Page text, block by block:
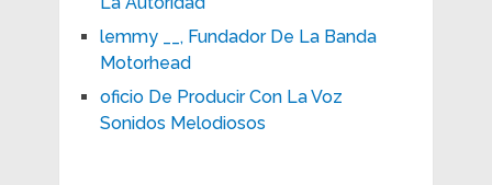
lemmy __, Fundador De La Banda
Motorhead
oficio De Producir Con La Voz
Sonidos Melodiosos